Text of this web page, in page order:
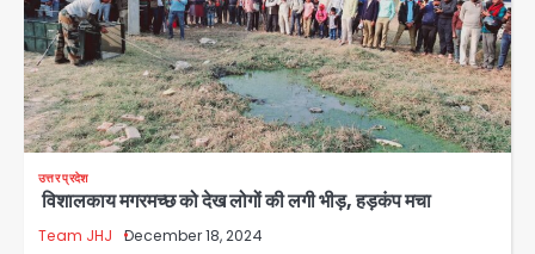
उत्तर प्रदेश
विशालकाय मगरमच्छ को देख लोगों की लगी भीड़, हड़कंप मचा
Team JHJ December 18, 2024